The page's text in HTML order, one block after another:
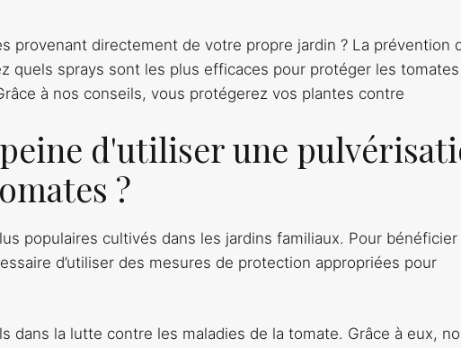
provenant directement de votre propre jardin ? La prévention
quels sprays sont les plus efficaces pour protéger les tomates
à nos conseils, vous protégerez vos plantes contre
d'utiliser une
?
populaires cultivés dans les jardins familiaux. Pour bénéficier
d’utiliser des mesures de protection appropriées pour
dans la lutte contre les maladies de la tomate. Grâce à eux,